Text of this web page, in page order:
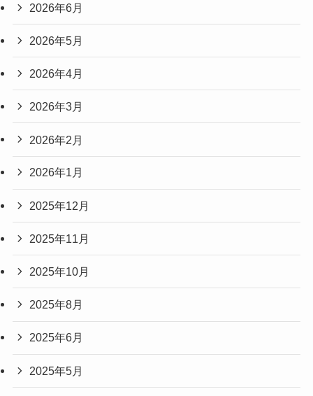
2026年6月
2026年5月
2026年4月
2026年3月
2026年2月
2026年1月
2025年12月
2025年11月
2025年10月
2025年8月
2025年6月
2025年5月